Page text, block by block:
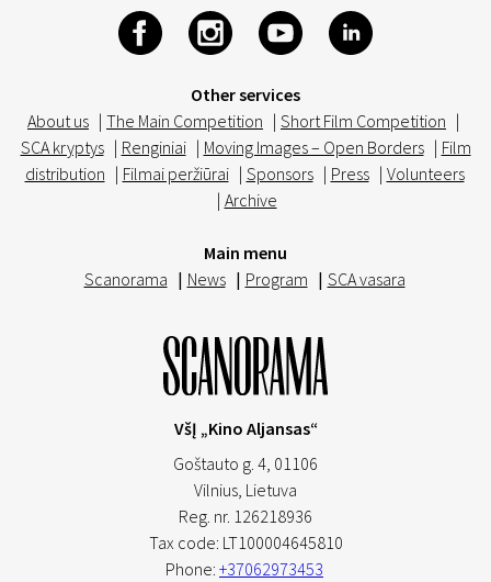
Other services
About us | The Main Competition | Short Film Competition |
SCA kryptys | Renginiai | Moving Images – Open Borders | Film
distribution | Filmai peržiūrai | Sponsors | Press | Volunteers
| Archive
Main menu
Scanorama | News | Program | SCA vasara
VšĮ „Kino Aljansas“
Goštauto g. 4, 01106
Vilnius, Lietuva
Reg. nr. 126218936
Tax code: LT100004645810
Phone: +37062973453